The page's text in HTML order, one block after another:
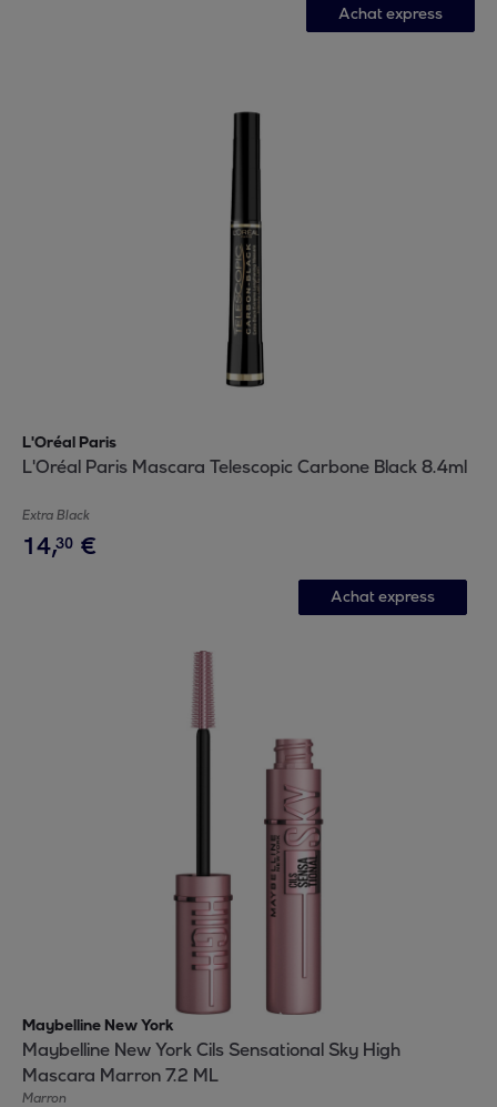
Achat express
L'Oréal Paris
L'Oréal Paris Mascara Telescopic Carbone Black 8.4ml
Extra Black
14,30 €
Achat express
Maybelline New York
Maybelline New York Cils Sensational Sky High
Mascara Marron 7.2 ML
Marron